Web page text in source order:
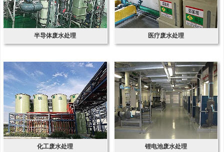
半导体废水处理 医疗废水处理
化工废水处理 锂电池废水处理